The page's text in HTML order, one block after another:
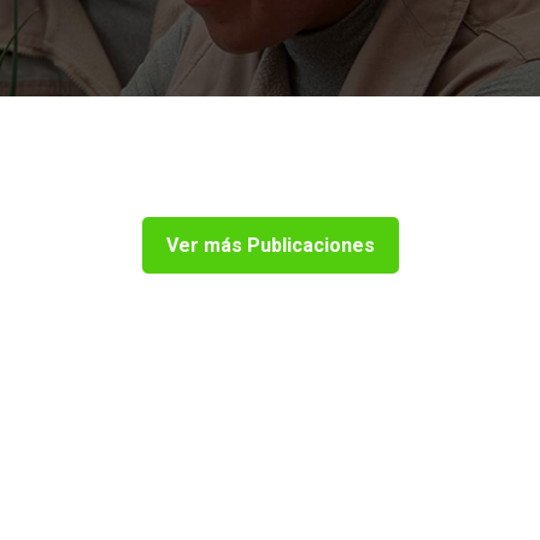
Ver más Publicaciones